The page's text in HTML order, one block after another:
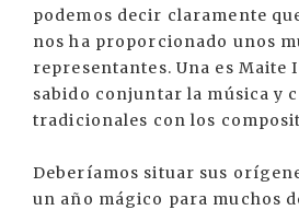
podemos decir claramente
nos ha proporcionado unos
representantes. Una es Maite
sabido conjuntar la música y
tradicionales con los
Deberíamos situar sus
un año mágico para muchos